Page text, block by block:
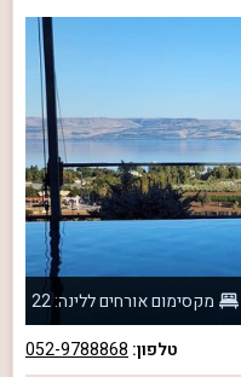
מקסימום אורחים ללינה: 22
טלפון: 052-9788868